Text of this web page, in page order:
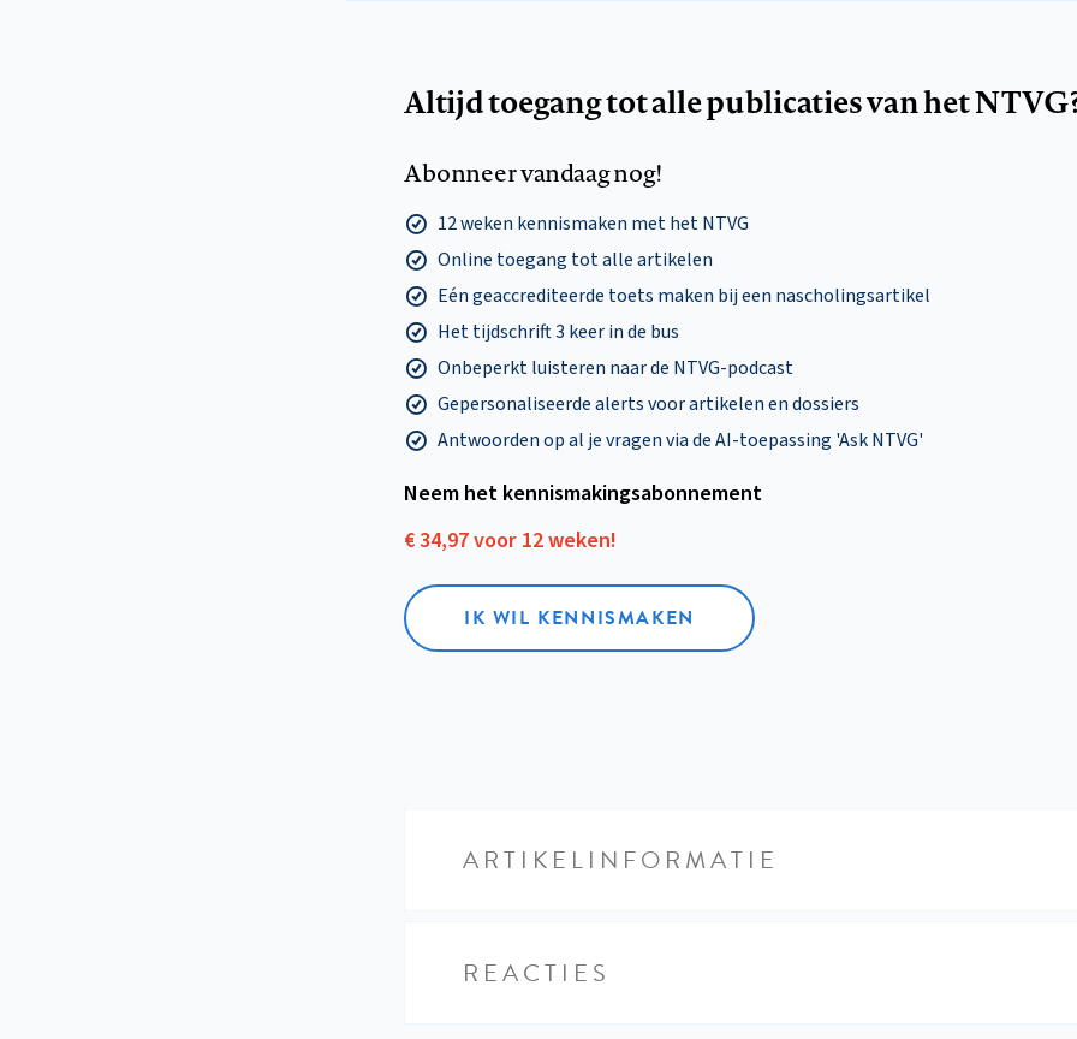
Altijd toegang tot alle publicaties van het
Abonneer vandaag nog!
12 weken kennismaken met het NTVG
Online toegang tot alle artikelen
Eén geaccrediteerde toets maken bij een nascholingsartikel
Het tijdschrift 3 keer in de bus
Onbeperkt luisteren naar de NTVG-podcast
Gepersonaliseerde alerts voor artikelen en dossiers
Antwoorden op al je vragen via de AI-toepassing 'Ask NTVG'
Neem het kennismakings­abonnement
€ 34,97 voor 12 weken!
IK WIL KENNISMAKEN
ARTIKELINFORMATIE
REACTIES